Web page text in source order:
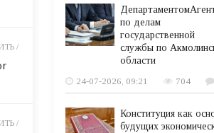
/
/
по делам
государственной
службы по
области
24-07-2026, 09:21
704
Конституция как
будущих